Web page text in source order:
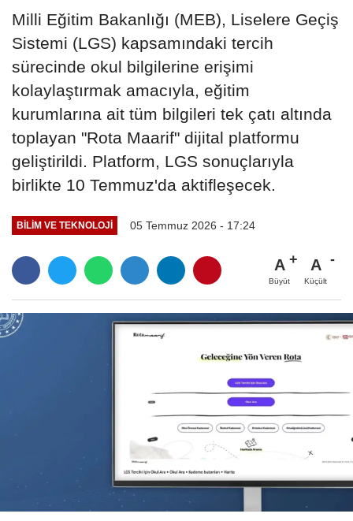
Milli Eğitim Bakanlığı (MEB), Liselere Geçiş
Sistemi (LGS) kapsamındaki tercih
sürecinde okul bilgilerine erişimi
kolaylaştırmak amacıyla, eğitim
kurumlarına ait tüm bilgileri tek çatı altında
toplayan "Rota Maarif" dijital platformu
geliştirildi. Platform, LGS sonuçlarıyla
birlikte 10 Temmuz'da aktifleşecek.
BILIM VE TEKNOLOJI 05 Temmuz 2026 - 17:24
A
Büyüt
A
Küçült